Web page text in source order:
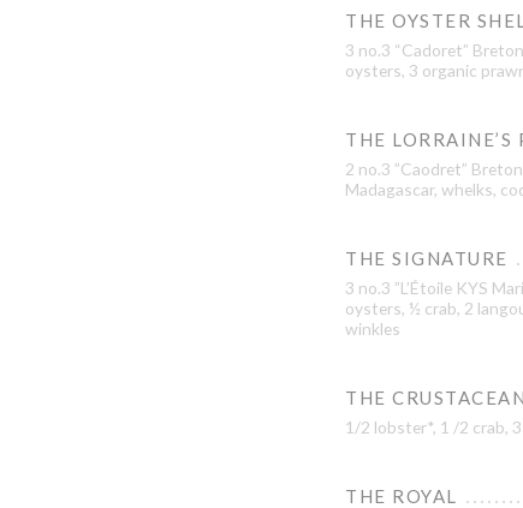
THE OYSTER
3 no.3 “Cadoret”
oysters, 3 organic
THE LORRAINE’S
2 no.3 ”Caodret”
Madagascar, whelks,
THE SIGNATURE
3 no.3 ”L’Étoile KYS
oysters, ½ crab, 2
winkles
THE
1/2 lobster*, 1 /2 crab,
THE ROYAL